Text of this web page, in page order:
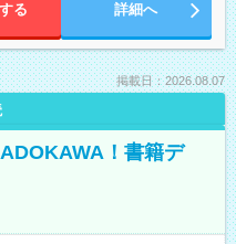
る 詳細へ
掲載日：2026.08.07
！書籍デ